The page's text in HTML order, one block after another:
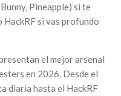
Pineapple) si te
HackRF si vas profundo
el mejor arsenal
en 2026. Desde el
diaria hasta el HackRF